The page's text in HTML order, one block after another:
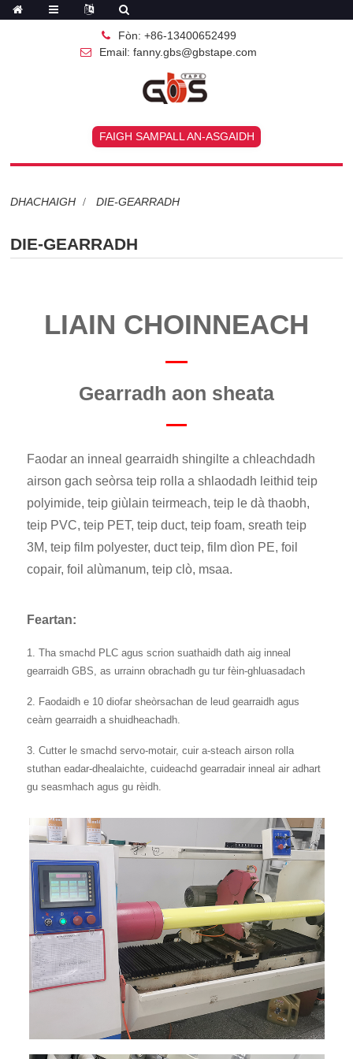
Fòn: +86-13400652499
Email: fanny.gbs@gbstape.com
FAIGH SAMPALL AN-ASGAIDH
DHACHAIGH DIE-GEARRADH
DIE-GEARRADH
LIAIN CHOINNEACH
Gearradh aon sheata
Faodar an inneal gearraidh shingilte a chleachdadh
airson gach seòrsa teip rolla a shlaodadh leithid teip
polyimide, teip giùlain teirmeach, teip le dà thaobh,
teip PVC, teip PET, teip duct, teip foam, sreath teip
3M, teip film polyester, duct teip, film dìon PE, foil
copair, foil alùmanum, teip clò, msaa.
Feartan:
1. Tha smachd PLC agus scrion suathaidh dath aig inneal
gearraidh GBS, as urrainn obrachadh gu tur fèin-ghluasadach
2. Faodaidh e 10 diofar sheòrsachan de leud gearraidh agus
ceàrn gearraidh a shuidheachadh.
3. Cutter le smachd servo-motair, cuir a-steach airson rolla
stuthan eadar-dhealaichte, cuideachd gearradair inneal air adhart
gu seasmhach agus gu rèidh.